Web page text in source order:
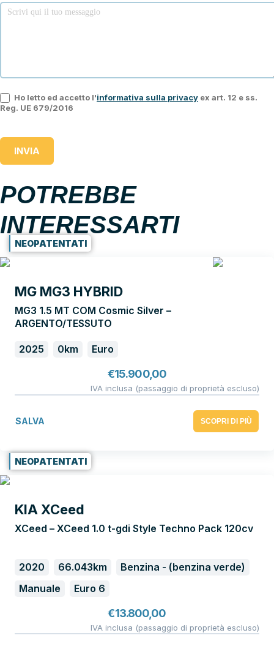
Ho letto ed accetto l'informativa sulla privacy ex art. 12 e ss.
Reg. UE 679/2016
INVIA
POTREBBE
INTERESSARTI
NEOPATENTATI
MG MG3 HYBRID
MG3 1.5 MT COM Cosmic Silver –
ARGENTO/TESSUTO
2025 0km Euro
€15.900,00
IVA inclusa (passaggio di proprietà escluso)
SALVA SCOPRI DI PIÙ
NEOPATENTATI
KIA XCeed
XCeed – XCeed 1.0 t-gdi Style Techno Pack 120cv
2020 66.043km
Benzina - (benzina verde)
Manuale
Euro 6
€13.800,00
IVA inclusa (passaggio di proprietà escluso)